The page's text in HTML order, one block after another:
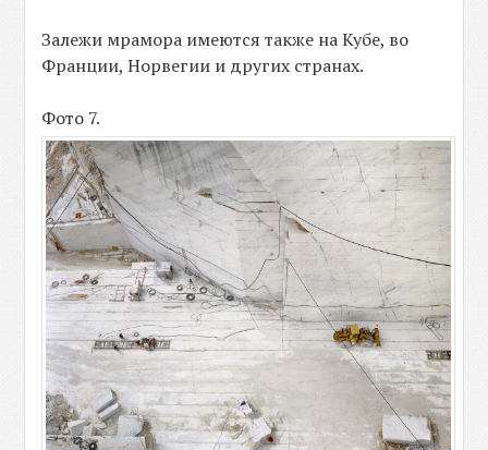
Залежи мрамора имеются также на Кубе, во
Франции, Норвегии и других странах.
Фото 7.